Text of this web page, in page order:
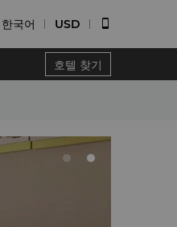
한국어 USD
호텔 찾기